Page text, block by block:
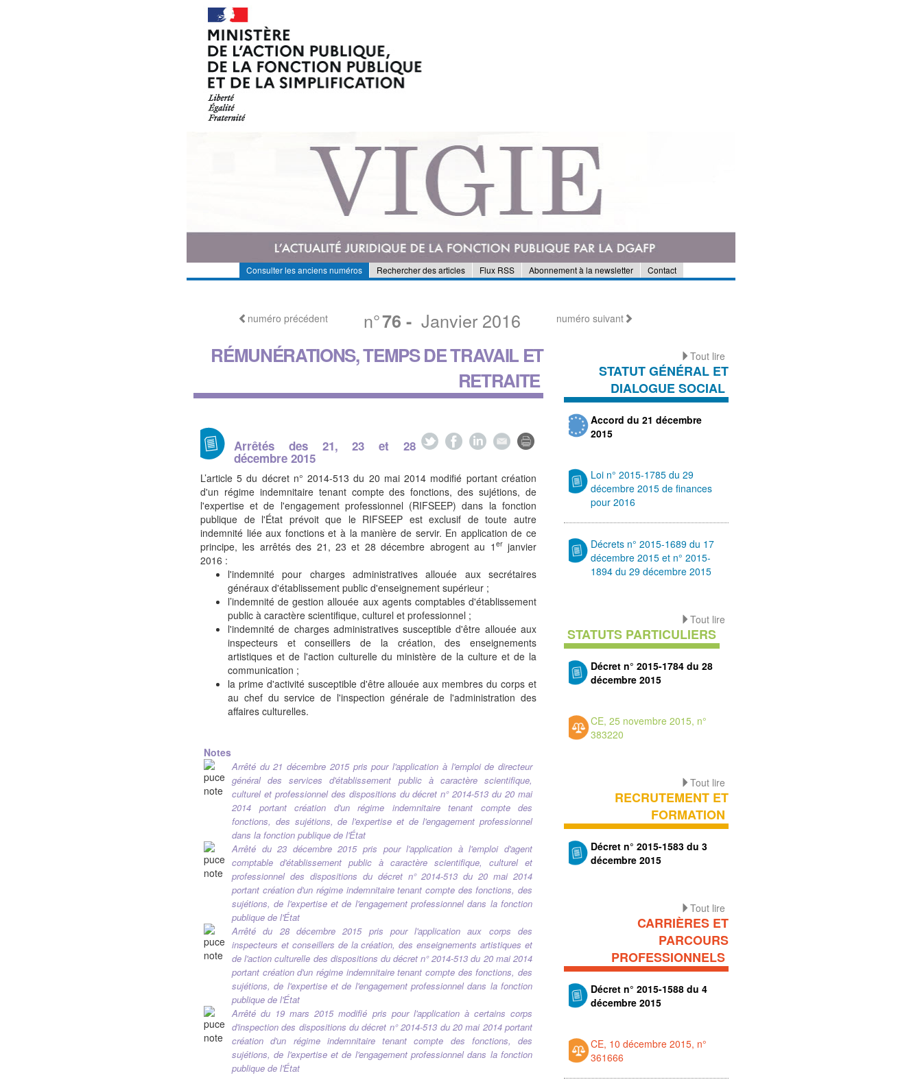
Consulter les anciens numéros Rechercher des articles Flux RSS Abonnement à la newsletter Contact
numéro précédent n°76 - Janvier 2016 numéro suivant
RÉMUNÉRATIONS, TEMPS DE TRAVAIL ET
RETRAITE
Arrêtés des 21, 23 et 28
décembre 2015
L’article 5 du décret n° 2014-513 du 20 mai 2014 modifié portant création
d'un régime indemnitaire tenant compte des fonctions, des sujétions, de
l'expertise et de l'engagement professionnel (RIFSEEP) dans la fonction
publique de l'État prévoit que le RIFSEEP est exclusif de toute autre
indemnité liée aux fonctions et à la manière de servir. En application de ce
principe, les arrêtés des 21, 23 et 28 décembre abrogent au 1 erjanvier
2016 :
l'indemnité pour charges administratives allouée aux secrétaires
généraux d'établissement public d'enseignement supérieur ;
l’indemnité de gestion allouée aux agents comptables d'établissement
public à caractère scientifique, culturel et professionnel ;
l'indemnité de charges administratives susceptible d'être allouée aux
inspecteurs et conseillers de la création, des enseignements
artistiques et de l'action culturelle du ministère de la culture et de la
communication ;
la prime d'activité susceptible d'être allouée aux membres du corps et
au chef du service de l'inspection générale de l'administration des
affaires culturelles.
Notes
Arrêté du 21 décembre 2015 pris pour l'application à l'emploi de directeur
général des services d'établissement public à caractère scientifique,
culturel et professionnel des dispositions du décret n° 2014-513 du 20 mai
2014 portant création d'un régime indemnitaire tenant compte des
fonctions, des sujétions, de l'expertise et de l'engagement professionnel
dans la fonction publique de l'État
Arrêté du 23 décembre 2015 pris pour l'application à l'emploi d'agent
comptable d'établissement public à caractère scientifique, culturel et
professionnel des dispositions du décret n° 2014-513 du 20 mai 2014
portant création d'un régime indemnitaire tenant compte des fonctions, des
sujétions, de l'expertise et de l'engagement professionnel dans la fonction
publique de l'État
Arrêté du 28 décembre 2015 pris pour l'application aux corps des
inspecteurs et conseillers de la création, des enseignements artistiques et
de l'action culturelle des dispositions du décret n° 2014-513 du 20 mai 2014
portant création d'un régime indemnitaire tenant compte des fonctions, des
sujétions, de l'expertise et de l'engagement professionnel dans la fonction
publique de l'État
Arrêté du 19 mars 2015 modifié pris pour l'application à certains corps
d'inspection des dispositions du décret n° 2014-513 du 20 mai 2014 portant
création d'un régime indemnitaire tenant compte des fonctions, des
sujétions, de l'expertise et de l'engagement professionnel dans la fonction
publique de l'État
Tout lire
STATUT GÉNÉRAL ET
DIALOGUE SOCIAL
Accord du 21 décembre
2015
Loi n° 2015-1785 du 29
décembre 2015 de finances
pour 2016
Décrets n° 2015-1689 du 17
décembre 2015 et n° 2015-
1894 du 29 décembre 2015
Tout lire
STATUTS PARTICULIERS
Décret n° 2015-1784 du 28
décembre 2015
CE, 25 novembre 2015, n°
383220
Tout lire
RECRUTEMENT ET
FORMATION
Décret n° 2015-1583 du 3
décembre 2015
Tout lire
CARRIÈRES ET
PARCOURS
PROFESSIONNELS
Décret n° 2015-1588 du 4
décembre 2015
CE, 10 décembre 2015, n°
361666